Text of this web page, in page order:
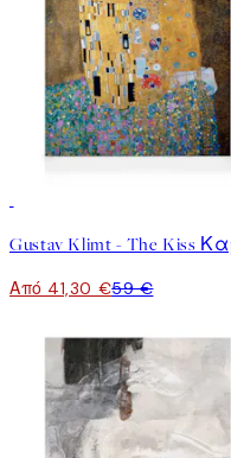
Από 41,30 €59 €